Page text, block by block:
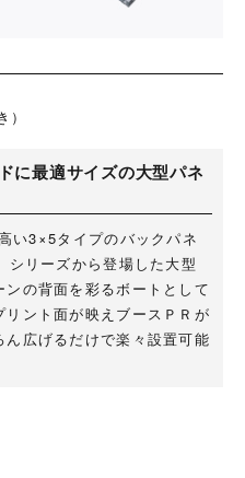
に最適サイズの大型パネ
い3×5タイプのバックパネ
シリーズから登場した大型
の背面を彩るボートとして
ント面が映えブースＰＲが
広げるだけで楽々設置可能